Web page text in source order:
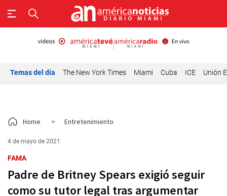
Temas del día The New York Times Miami Cuba ICE Unión
Home > Entretenimiento
4 de mayo de 2021
FAMA
Padre de Britney Spears exigió seguir
como su tutor legal tras argumentar